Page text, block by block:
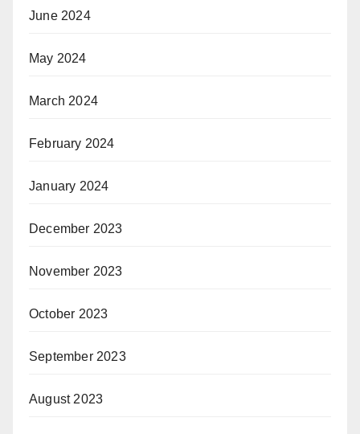
June 2024
May 2024
March 2024
February 2024
January 2024
December 2023
November 2023
October 2023
September 2023
August 2023